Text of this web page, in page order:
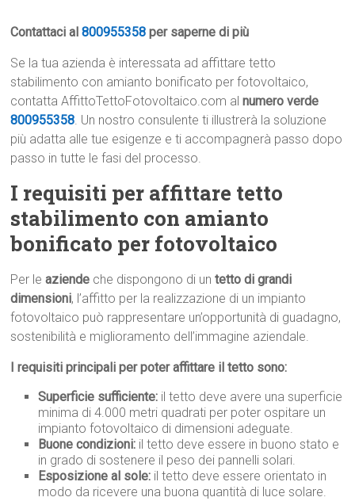
Contattaci al800955358 per saperne di più
Se la tua azienda è interessata ad affittare tetto
stabilimento con amianto bonificato per fotovoltaico,
contatta AffittoTettoFotovoltaico.com alnumero verde
800955358. Un nostro consulente ti illustrerà la soluzione
più adatta alle tue esigenze e ti accompagnerà passo dopo
passo in tutte le fasi del processo.
I requisiti per affittare tetto
stabilimento con amianto
bonificato per fotovoltaico
Per leaziende che dispongono di untetto di grandi
dimensioni, l’affitto per la realizzazione di un impianto
fotovoltaico può rappresentare un’opportunità di guadagno,
sostenibilità e miglioramento dell’immagine aziendale.
I requisiti principali per poter affittare il tetto sono:
Superficie sufficiente: il tetto deve avere una superficie
minima di 4.000 metri quadrati per poter ospitare un
impianto fotovoltaico di dimensioni adeguate.
Buone condizioni: il tetto deve essere in buono stato e
in grado di sostenere il peso dei pannelli solari.
Esposizione al sole: il tetto deve essere orientato in
modo da ricevere una buona quantità di luce solare.